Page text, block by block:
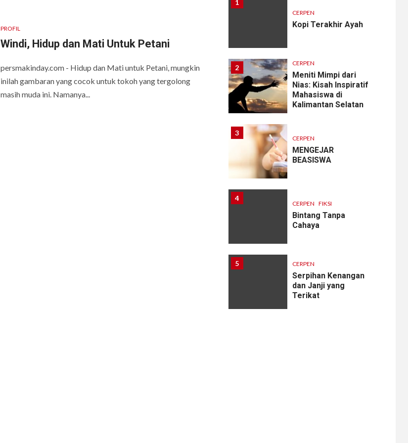
PROFIL
Windi, Hidup dan Mati Untuk Petani
persmakinday.com - Hidup dan Mati untuk Petani, mungkin
inilah gambaran yang cocok untuk tokoh yang tergolong
masih muda ini. Namanya...
1
CERPEN
Kopi Terakhir Ayah
2 CERPEN
Meniti Mimpi dari
Nias: Kisah Inspiratif
Mahasiswa di
Kalimantan Selatan
3
CERPEN
MENGEJAR
BEASISWA
4
CERPEN FIKSI
Bintang Tanpa
Cahaya
5 CERPEN
Serpihan Kenangan
dan Janji yang
Terikat